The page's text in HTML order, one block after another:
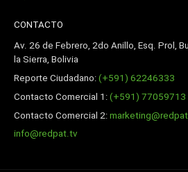
CONTACTO
Av. 26 de Febrero, 2do Anillo, Esq. Prol,
la Sierra, Bolivia
Reporte Ciudadano:(+591) 62246333
Contacto Comercial 1:(+591) 77059713
Contacto Comercial 2:
info@redpat.tv